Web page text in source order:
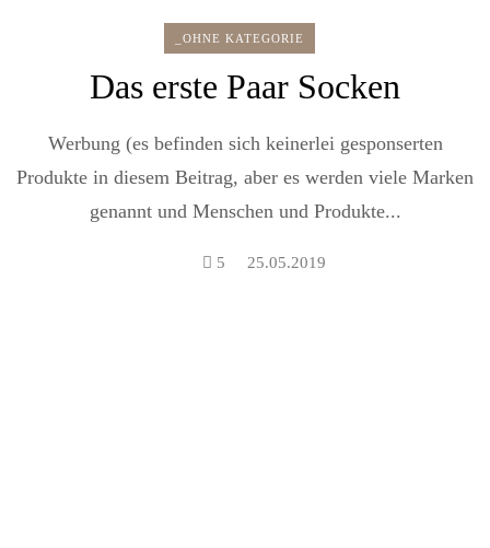
_OHNE KATEGORIE
Das erste Paar Socken
Werbung (es befinden sich keinerlei gesponserten
Produkte in diesem Beitrag, aber es werden viele Marken
genannt und Menschen und Produkte...
5 25.05.2019